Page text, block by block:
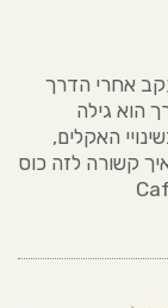
אחרי הדרך
הוא גילה
האקלים,
קשורה לזה כוס